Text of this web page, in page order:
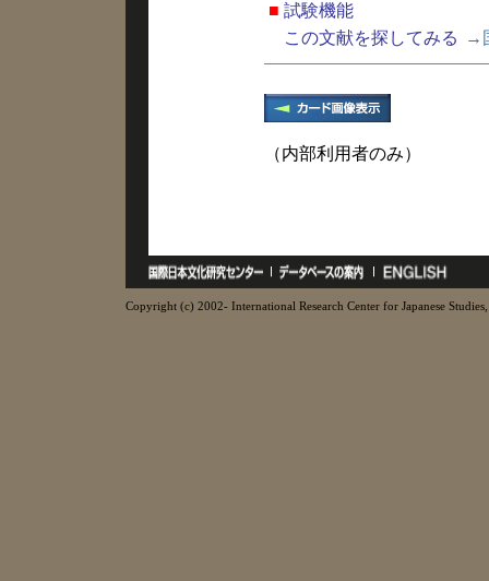
■ 試験機能
この文献を探してみる
→
（内部利用者のみ）
Copyright (c) 2002- International Research Center for Japanese